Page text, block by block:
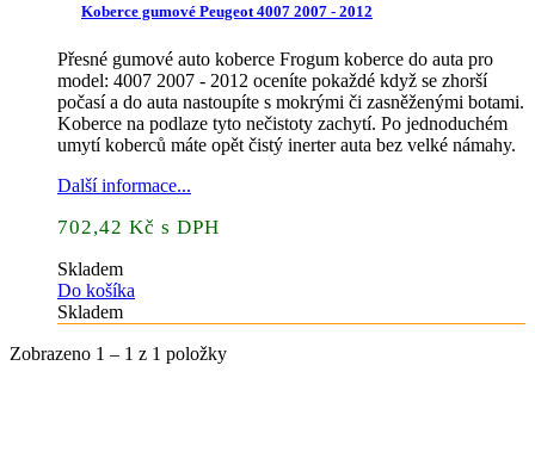
Koberce gumové Peugeot 4007 2007 - 2012
Přesné gumové auto koberce Frogum koberce do auta pro
model: 4007 2007 - 2012 oceníte pokaždé když se zhorší
počasí a do auta nastoupíte s mokrými či zasněženými botami.
Koberce na podlaze tyto nečistoty zachytí. Po jednoduchém
umytí koberců máte opět čistý inerter auta bez velké námahy.
Další informace...
702,42 Kč s DPH
Skladem
Do košíka
Skladem
Zobrazeno 1 – 1 z 1 položky